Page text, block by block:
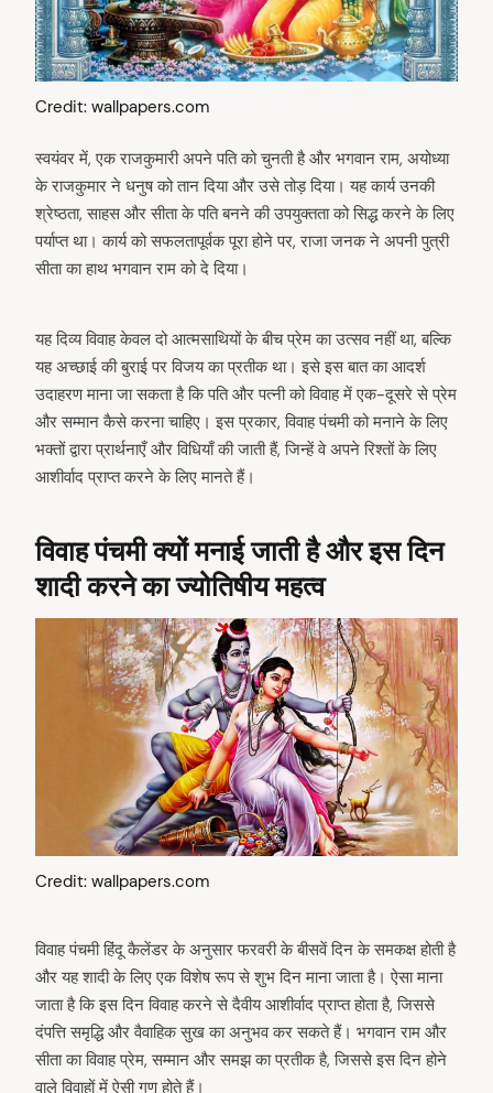
Credit: wallpapers.com
स्वयंवर में, एक राजकुमारी अपने पति को चुनती है और भगवान राम, अयोध्या
के राजकुमार ने धनुष को तान दिया और उसे तोड़ दिया। यह कार्य उनकी
श्रेष्ठता, साहस और सीता के पति बनने की उपयुक्तता को सिद्ध करने के लिए
पर्याप्त था। कार्य को सफलतापूर्वक पूरा होने पर, राजा जनक ने अपनी पुत्री
सीता का हाथ भगवान राम को दे दिया।
यह दिव्य विवाह केवल दो आत्मसाथियों के बीच प्रेम का उत्सव नहीं था, बल्कि
यह अच्छाई की बुराई पर विजय का प्रतीक था। इसे इस बात का आदर्श
उदाहरण माना जा सकता है कि पति और पत्नी को विवाह में एक-दूसरे से प्रेम
और सम्मान कैसे करना चाहिए। इस प्रकार, विवाह पंचमी को मनाने के लिए
भक्तों द्वारा प्रार्थनाएँ और विधियाँ की जाती हैं, जिन्हें वे अपने रिश्तों के लिए
आशीर्वाद प्राप्त करने के लिए मानते हैं।
विवाह पंचमी क्यों मनाई जाती है और इस दिन
शादी करने का ज्योतिषीय महत्व
Credit: wallpapers.com
विवाह पंचमी हिंदू कैलेंडर के अनुसार फरवरी के बीसवें दिन के समकक्ष होती है
और यह शादी के लिए एक विशेष रूप से शुभ दिन माना जाता है। ऐसा माना
जाता है कि इस दिन विवाह करने से दैवीय आशीर्वाद प्राप्त होता है, जिससे
दंपत्ति समृद्धि और वैवाहिक सुख का अनुभव कर सकते हैं। भगवान राम और
सीता का विवाह प्रेम, सम्मान और समझ का प्रतीक है, जिससे इस दिन होने
वाले विवाहों में ऐसी गुण होते हैं।